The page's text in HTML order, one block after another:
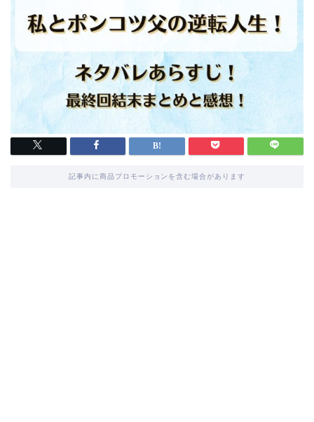
記事内に商品プロモーションを含む場合があります